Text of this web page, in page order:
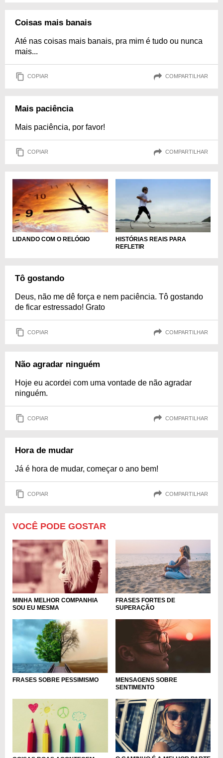
Coisas mais banais
Até nas coisas mais banais, pra mim é tudo ou nunca
mais...
COPIAR COMPARTILHAR
Mais paciência
Mais paciência, por favor!
COPIAR COMPARTILHAR
LIDANDO COM O RELÓGIO
HISTÓRIAS REAIS PARA
REFLETIR
Tô gostando
Deus, não me dê força e nem paciência. Tô gostando
de ficar estressado! Grato
COPIAR COMPARTILHAR
Não agradar ninguém
Hoje eu acordei com uma vontade de não agradar
ninguém.
COPIAR COMPARTILHAR
Hora de mudar
Já é hora de mudar, começar o ano bem!
COPIAR COMPARTILHAR
VOCÊ PODE GOSTAR
MINHA MELHOR COMPANHIA
SOU EU MESMA
FRASES FORTES DE
SUPERAÇÃO
FRASES SOBRE PESSIMISMO
MENSAGENS SOBRE
SENTIMENTO